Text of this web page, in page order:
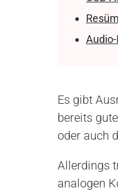
Es gibt
bereits
oder auch
Allerdings
analogen